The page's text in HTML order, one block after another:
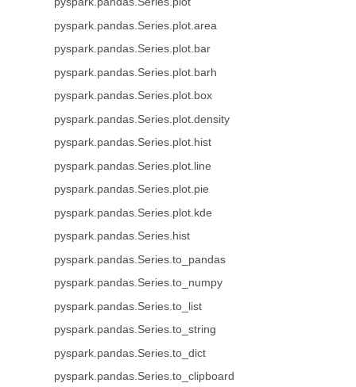
pyspark.pandas.Series.plot.area
pyspark.pandas.Series.plot.bar
pyspark.pandas.Series.plot.barh
pyspark.pandas.Series.plot.box
pyspark.pandas.Series.plot.density
pyspark.pandas.Series.plot.hist
pyspark.pandas.Series.plot.line
pyspark.pandas.Series.plot.pie
pyspark.pandas.Series.plot.kde
pyspark.pandas.Series.hist
pyspark.pandas.Series.to_pandas
pyspark.pandas.Series.to_numpy
pyspark.pandas.Series.to_list
pyspark.pandas.Series.to_string
pyspark.pandas.Series.to_dict
pyspark.pandas.Series.to_clipboard